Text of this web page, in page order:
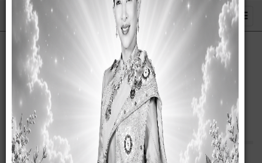
การจัดเวทีชี้เเจงเเละรับฟังความคิดเห็นของ
ประชาชน ในการดำเนินการจัดเก็บรายได้ของ
องค์การบริหารส่วนตำบลซับสมบูรณ์
ปีงบประมาณ 2567